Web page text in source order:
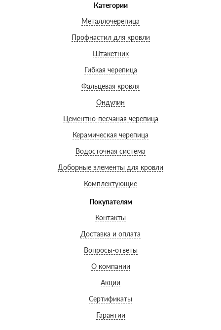
Категории
Металлочерепица
Профнастил для кровли
Штакетник
Гибкая черепица
Фальцевая кровля
Ондулин
Цементно-песчаная черепица
Керамическая черепица
Водосточная система
Доборные элементы для кровли
Комплектующие
Покупателям
Контакты
Доставка и оплата
Вопросы-ответы
О компании
Акции
Сертификаты
Гарантии